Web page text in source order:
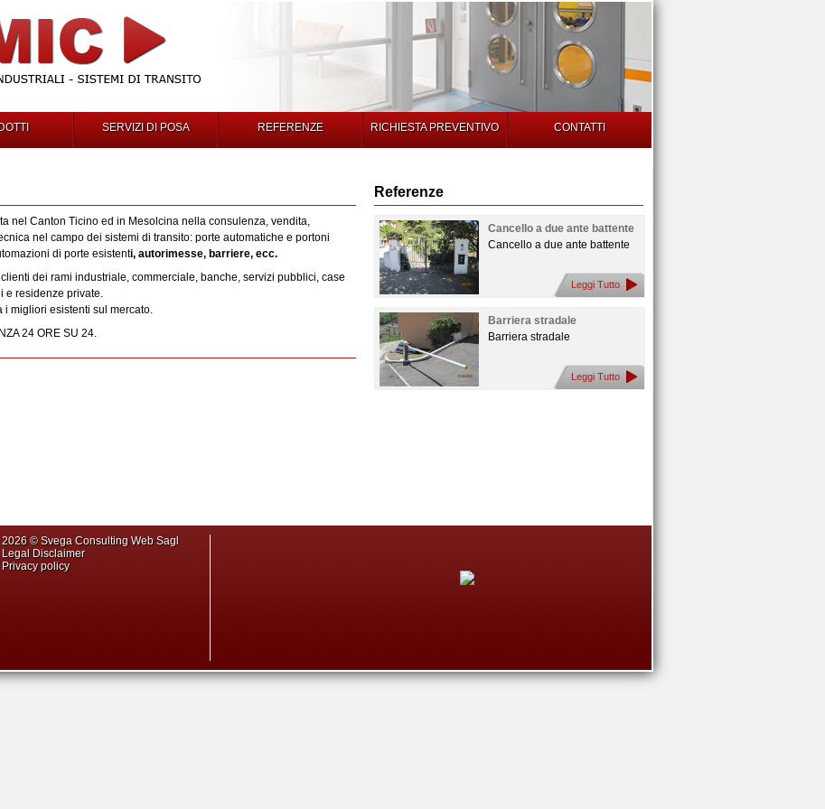
SERVIZI DI POSA REFERENZE RICHIESTA PREVENTIVO CONTATTI
nel Canton Ticino ed in Mesolcina nella consulenza, vendita,
nel campo dei sistemi di transito: porte automatiche e portoni
di porte esistenti, autorimesse, barriere, ecc.
dei rami industriale, commerciale, banche, servizi pubblici, case
e residenze private.
i migliori esistenti sul mercato.
24 ORE SU 24.
Referenze
Cancello a due ante battente
Cancello a due ante battente
Leggi Tutto
Barriera stradale
Barriera stradale
Leggi Tutto
2026 © Svega Consulting Web Sagl
Legal Disclaimer
Privacy policy